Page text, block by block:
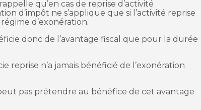
qu’en cas de reprise d’activité
d’impôt ne s’applique que si l’activité reprise
d’exonération.
donc de l’avantage fiscal que pour la durée
reprise n’a jamais bénéficié de l’exonération
pas prétendre au bénéfice de cet avantage